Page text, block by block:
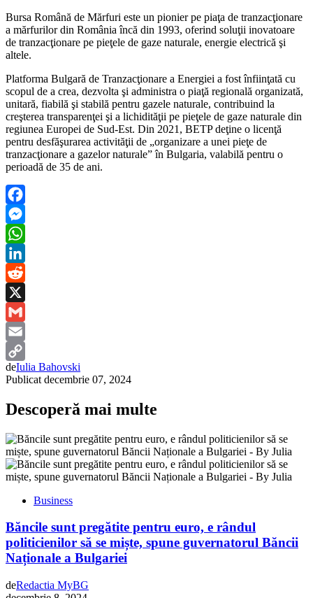
Bursa Română de Mărfuri este un pionier pe piaţa de tranzacţionare
a mărfurilor din România încă din 1993, oferind soluţii inovatoare
de tranzacţionare pe pieţele de gaze naturale, energie electrică şi
altele.
Platforma Bulgară de Tranzacţionare a Energiei a fost înfiinţată cu
scopul de a crea, dezvolta şi administra o piaţă regională organizată,
unitară, fiabilă şi stabilă pentru gazele naturale, contribuind la
creşterea transparenţei şi a lichidităţii pe pieţele de gaze naturale din
regiunea Europei de Sud-Est. Din 2021, BETP deţine o licenţă
pentru desfăşurarea activităţii de „organizare a unei pieţe de
tranzacţionare a gazelor naturale” în Bulgaria, valabilă pentru o
perioadă de 35 de ani.
Facebook
Messenger
WhatsApp
LinkedIn
Reddit
X
Gmail
Email
Copy
deIulia Bahovski
Publicat decembrie 07, 2024
Descoperă mai multe
Business
Băncile sunt pregătite pentru euro, e rândul
politicienilor să se miște, spune guvernatorul Băncii
Naționale a Bulgariei
deRedactia MyBG